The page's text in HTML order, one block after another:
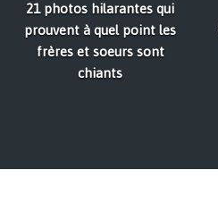
21 photos hilarantes qui
prouvent à quel point les
frères et soeurs sont
chiants